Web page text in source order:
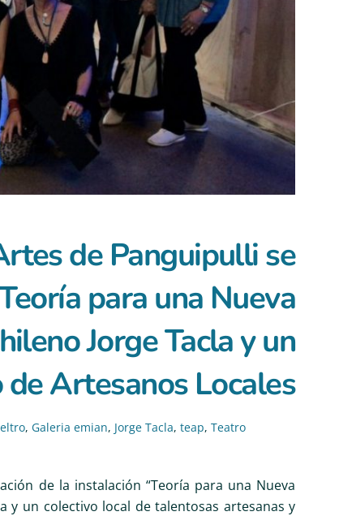
de Panguipulli se
para una Nueva
Jorge Tacla y un
de Artesanos Locales
, Galeria emian, Jorge Tacla, teap, Teatro
de la instalación “Teoría para una Nueva
y un colectivo local de talentosas artesanas y